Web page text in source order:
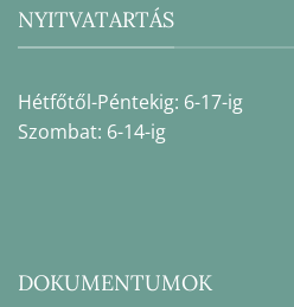
NYITVATARTÁS
Hétfőtől-Péntekig: 6-17-ig
Szombat: 6-14-ig
DOKUMENTUMOK